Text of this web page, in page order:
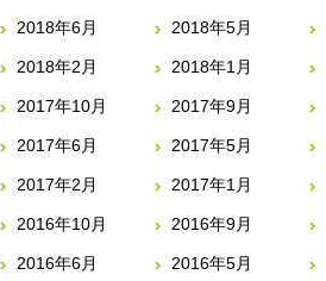
2018年6月 2018年5月
2018年2月 2018年1月
2017年10月 2017年9月
2017年6月 2017年5月
2017年2月 2017年1月
2016年10月 2016年9月
2016年6月 2016年5月